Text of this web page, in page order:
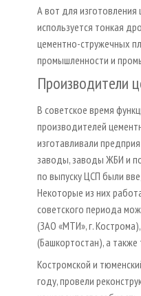
А вот для
используется тонкая
цементно-стружечных
промышленности и
Производители
В советское время
производителей
изготавливали
заводы, заводы ЖБИ и
по выпуску ЦСП были
Некоторые из них
советского периода
(ЗАО «МТИ», г.
(Башкортостан), а
Костромской и
году, провели